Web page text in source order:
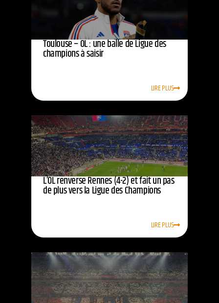
Toulouse – OL : une balle de Ligue des
champions à saisir
LIRE PLUS
L’OL renverse Rennes (4-2) et fait un pas
de plus vers la Ligue des Champions
LIRE PLUS